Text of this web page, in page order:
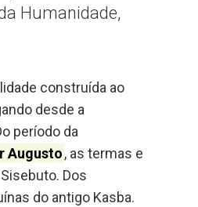
Humanidade,
construída ao
desde a
período da
Augusto, as termas e
Dos
do antigo Kasba.